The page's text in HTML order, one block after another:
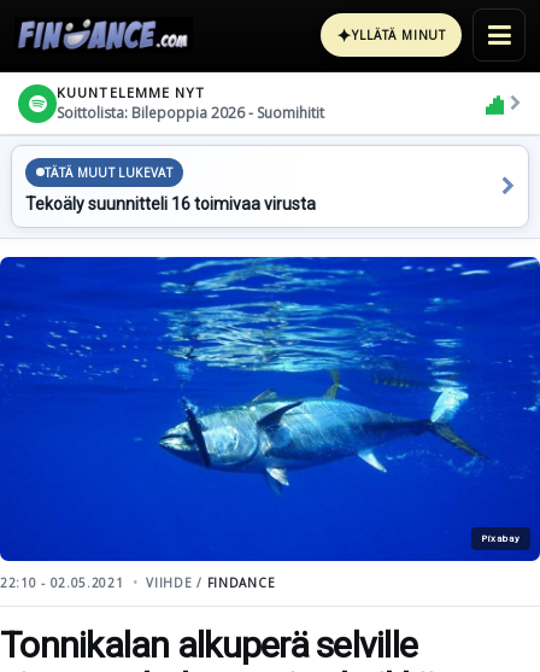
✦YLLÄTÄ MINUT
KUUNTELEMME NYT
Soittolista: Bilepoppia 2026 - Suomihitit
TÄTÄ MUUT LUKEVAT
Tekoäly suunnitteli 16 toimivaa virusta
Pixabay
22:10 - 02.05.2021 VIIHDE / FINDANCE
Tonnikalan alkuperä selville